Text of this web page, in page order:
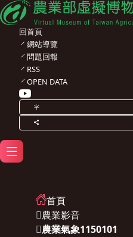
回首頁
網站導覽
問題回報
RSS
OPEN DATA
字
首頁
農業影音
農業氣象1150101